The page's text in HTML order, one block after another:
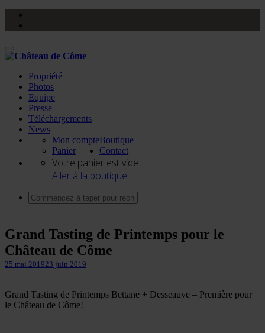
Activer/désactiver
navigation
Propriété
Photos
Equipe
Presse
Téléchargements
News
Boutique
Mon compte
Panier
Contact
Votre panier est vide.
Aller à la boutique
Grand Tasting de Printemps pour le
Château de Côme
25 mai 201923 juin 2019
Grand Tasting de Printemps Bettane + Desseauve – Première pour
le Château de Côme!